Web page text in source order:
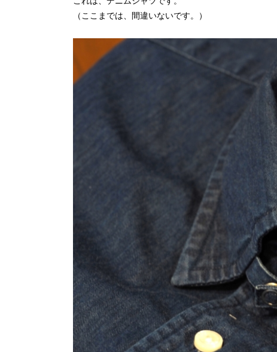
（ここまでは、間違いないです。）